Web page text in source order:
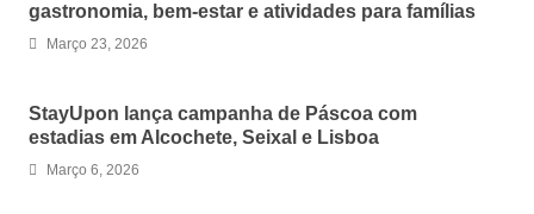
gastronomia, bem-estar e atividades para famílias
Março 23, 2026
StayUpon lança campanha de Páscoa com
estadias em Alcochete, Seixal e Lisboa
Março 6, 2026